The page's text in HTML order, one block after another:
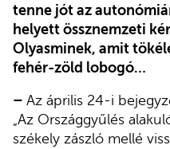
tenne jót az
helyett össznemzeti
Olyasminek, amit
fehér-zöld lobogó…
– Az április 24-i
„Az Országgyűlés
székely zászló mellé